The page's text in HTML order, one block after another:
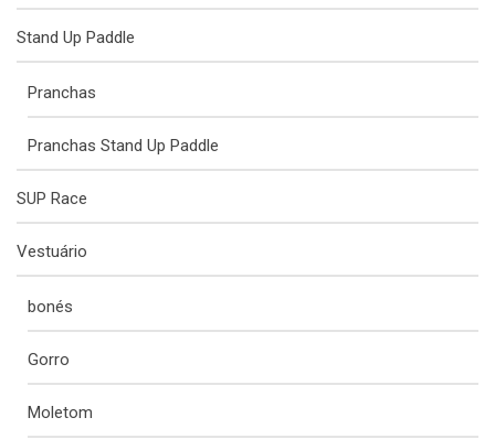
Stand Up Paddle
Pranchas
Pranchas Stand Up Paddle
SUP Race
Vestuário
bonés
Gorro
Moletom